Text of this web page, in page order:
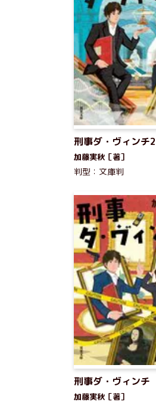
刑事ダ・ヴィンチ2
加藤実秋［著］
判型：文庫判
刑事ダ・ヴィンチ
加藤実秋［著］